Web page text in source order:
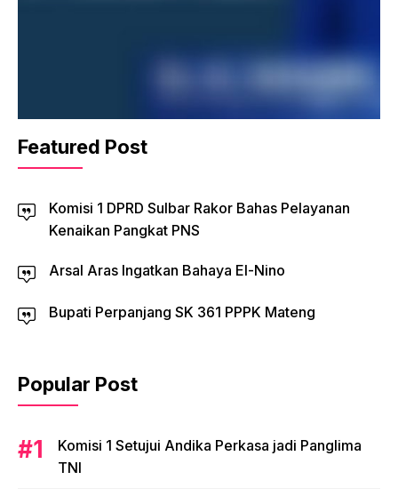
Featured Post
Komisi 1 DPRD Sulbar Rakor Bahas Pelayanan
Kenaikan Pangkat PNS
Arsal Aras Ingatkan Bahaya El-Nino
Bupati Perpanjang SK 361 PPPK Mateng
Popular Post
Komisi 1 Setujui Andika Perkasa jadi Panglima
TNI